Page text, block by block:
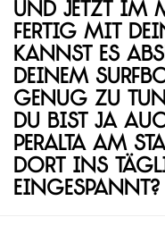
Und jetzt im
fertig mit
kannst es
deinem
Genug zu
Du bist ja
Peralta am
dort ins
eingespannt?